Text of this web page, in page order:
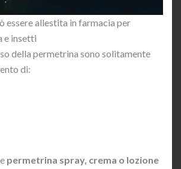
essere allestita in farmacia per
e insetti
della permetrina sono solitamente
di:
permetrina spray, crema o lozione